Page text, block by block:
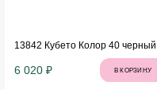
13842 Кубето Колор 40 черный
6 020 ₽ В КОРЗИНУ